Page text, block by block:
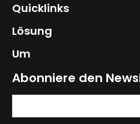
Quicklinks
Lösung
Um
Abonniere den